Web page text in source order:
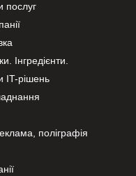
послуг
Інгредієнти.
IT-рішень
поліграфія